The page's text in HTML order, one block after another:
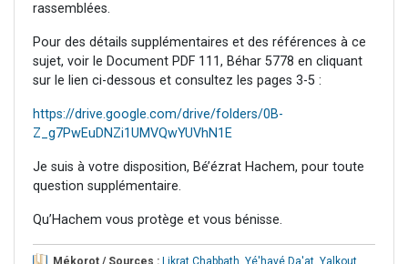
rassemblées.
Pour des détails supplémentaires et des références à ce
sujet, voir le Document PDF 111, Béhar 5778 en cliquant
sur le lien ci-dessous et consultez les pages 3-5 :
https://drive.google.com/drive/folders/0B-
Z_g7PwEuDNZi1UMVQwYUVhN1E
Je suis à votre disposition, Bé’ézrat Hachem, pour toute
question supplémentaire.
Qu’Hachem vous protège et vous bénisse.